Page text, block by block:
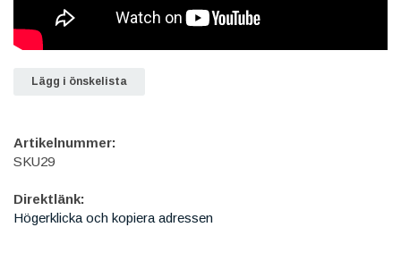
Lägg i önskelista
Artikelnummer:
SKU29
Direktlänk:
Högerklicka och kopiera adressen